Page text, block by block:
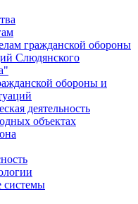
гражданской обороны
Слюдянского
обороны и
деятельность
объектах